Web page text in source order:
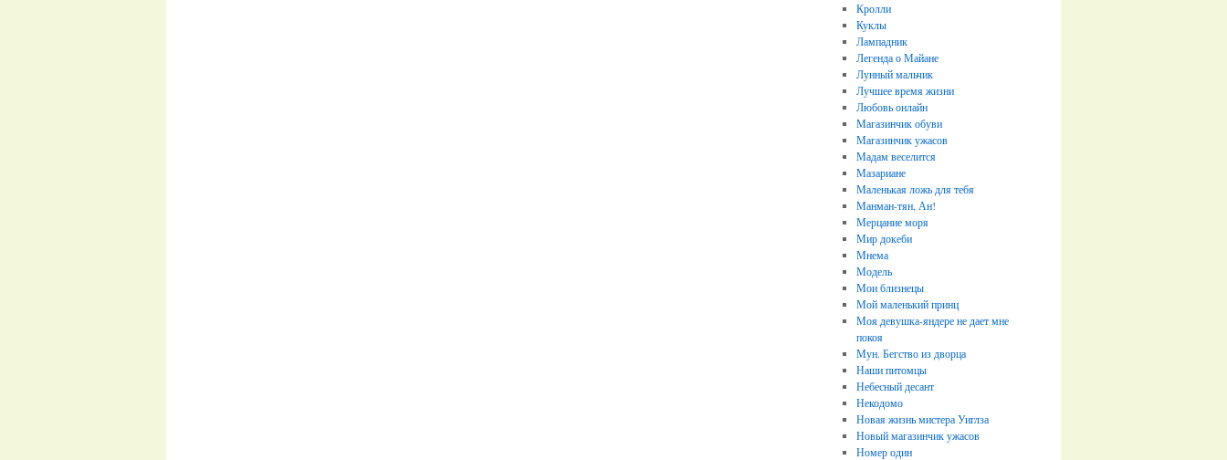
Кролли
Куклы
Лампадник
Легенда о Майане
Лунный мальчик
Лучшее время жизни
Любовь онлайн
Магазинчик обуви
Магазинчик ужасов
Мадам веселится
Мазариане
Маленькая ложь для тебя
Манман-тян, Ан!
Мерцание моря
Мир докеби
Мнема
Модель
Мои близнецы
Мой маленький принц
Моя девушка-яндере не дает мне
покоя
Мун. Бегство из дворца
Наши питомцы
Небесный десант
Некодомо
Новая жизнь мистера Уиглза
Новый магазинчик ужасов
Номер один